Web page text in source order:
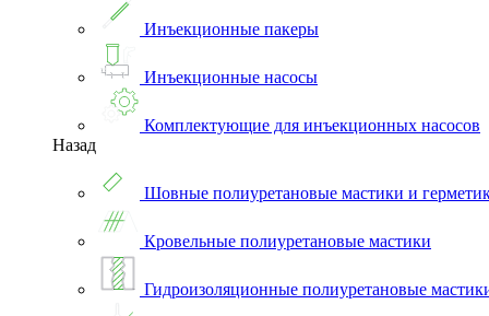
Инъекционные пакеры
Инъекционные насосы
Комплектующие для инъекционных насосов
Назад
Шовные полиуретановые мастики и
Кровельные полиуретановые мастики
Гидроизоляционные полиуретановые